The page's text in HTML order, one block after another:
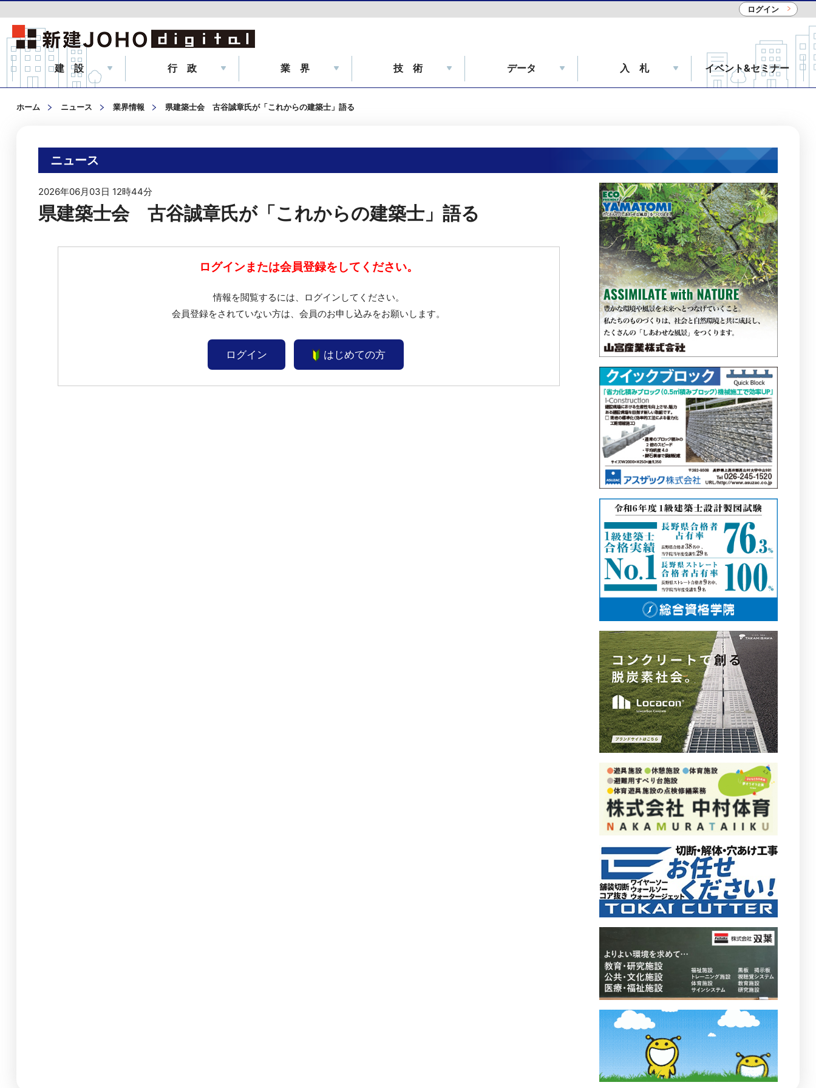
ログイン
建 設 行 政 業 界 技 術 データ 入 札 イベント&セミナー
ホーム ニュース 業界情報 県建築士会 古谷誠章氏が「これからの建築士」語る
ニュース
2026年06月03日 12時44分
県建築士会 古谷誠章氏が「これからの建築士」語る
ログインまたは会員登録をしてください。
情報を閲覧するには、ログインしてください。
会員登録をされていない方は、会員のお申し込みをお願いします。
ログイン はじめての方